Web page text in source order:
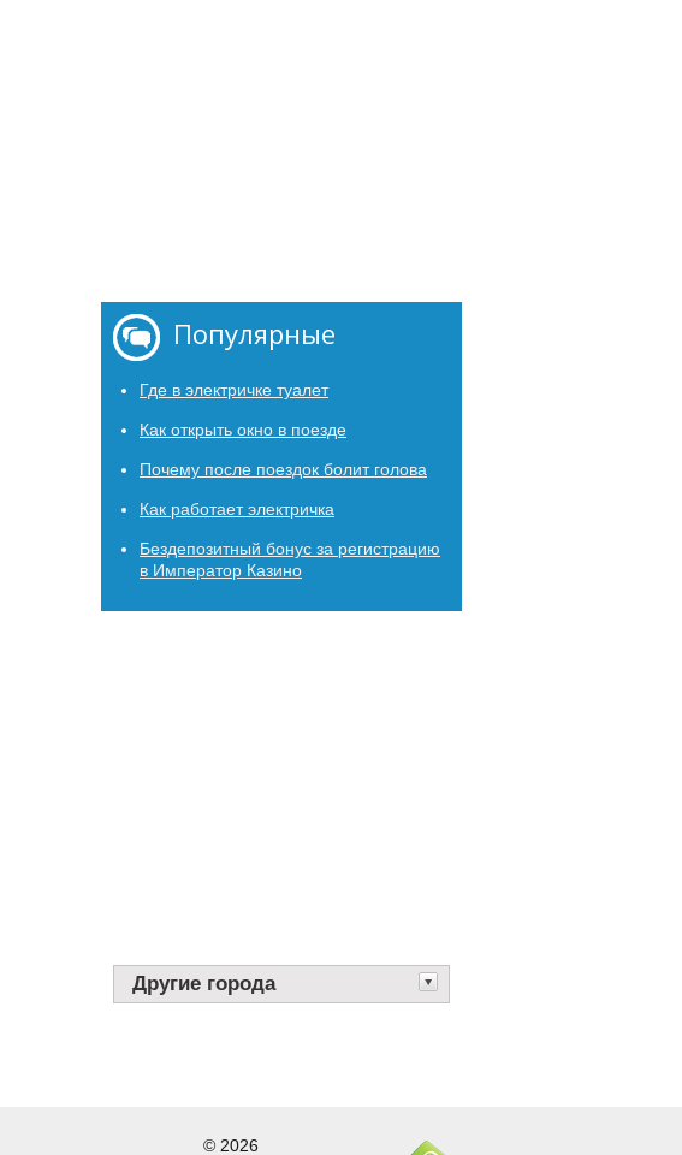
Популярные
Где в электричке туалет
Как открыть окно в поезде
Почему после поездок болит голова
Как работает электричка
Бездепозитный бонус за регистрацию
в Император Казино
Другие города
© 2026